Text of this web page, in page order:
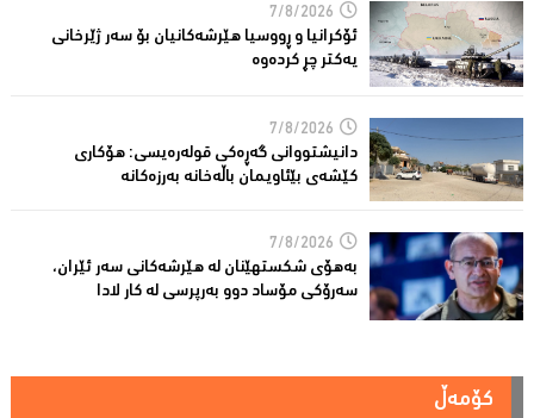
7/8/2026
ئۆكرانیا و ڕووسیا هێرشەكانیان بۆ سەر ژێرخانی
یەكتر چڕ كردەوە
7/8/2026
دانیشتووانى گەڕەكی قولەرەیسی: هۆکارى
کێشەى بێئاویمان باڵەخانە بەرزەكانە
7/8/2026
بەهۆى شکستهێنان لە هێرشەکانى سەر ئێران،
سەرۆكی مۆساد دوو بەرپرسی لە كار لادا
کۆمەڵ